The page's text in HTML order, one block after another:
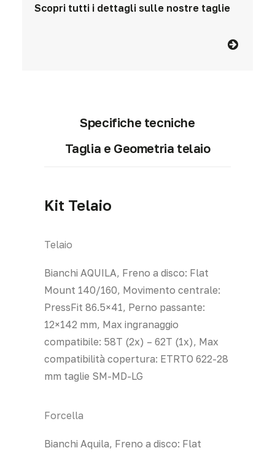
Scopri tutti i dettagli sulle nostre taglie
Specifiche tecniche
Taglia e Geometria telaio
Kit Telaio
Telaio
Bianchi AQUILA, Freno a disco: Flat
Mount 140/160, Movimento centrale:
PressFit 86.5×41, Perno passante:
12×142 mm, Max ingranaggio
compatibile: 58T (2x) – 62T (1x), Max
compatibilità copertura: ETRTO 622-28
mm taglie SM-MD-LG
Forcella
Bianchi Aquila, Freno a disco: Flat